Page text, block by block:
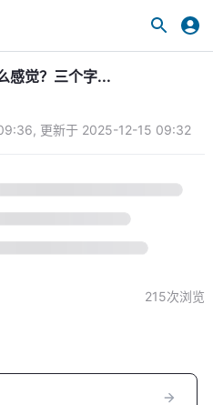
感觉？三个字...
, 更新于 2025-12-15 09:32
215次浏览